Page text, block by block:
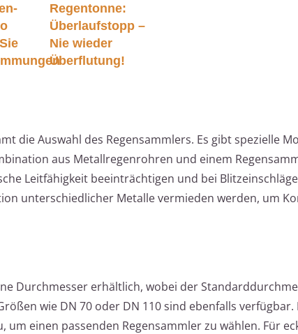
Regentonne:
Überlaufstopp –
Nie wieder
Überflutung!
die Auswahl des Regensammlers. Es gibt spezielle
aus Metallregenrohren und einem
Leitfähigkeit beeinträchtigen und bei
unterschiedlicher Metalle vermieden werden, um
Durchmesser erhältlich, wobei der
wie DN 70 oder DN 110 sind ebenfalls verfügbar.
um einen passenden Regensammler zu wählen. Für